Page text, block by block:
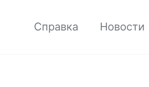
Справка Новости